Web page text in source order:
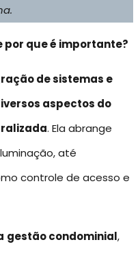
por que é importante?
de sistemas e
aspectos do
. Ela abrange
até
controle de acesso e
gestão condominial,